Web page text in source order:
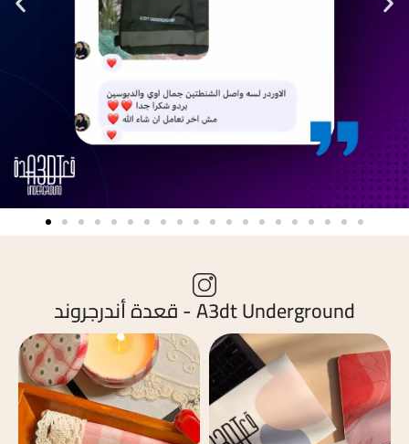
A3dt Underground - قعدة أندرجروند